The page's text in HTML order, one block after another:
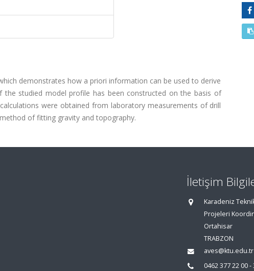
demonstrates how a priori information can be used to derive
studied model profile has been constructed on the basis of
were obtained from laboratory measurements of drill
of fitting gravity and topography.
İletişim
Karadeniz
Projeleri
Ortahisar
TRABZON
aves@ktu.edu.tr
0462 377 22 00 -